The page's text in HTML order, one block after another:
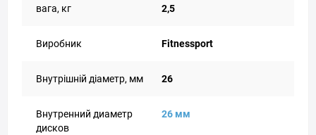
вага, кг 2,5
Виробник Fitnessport
Внутрішній діаметр, мм 26
Внутренний диаметр
дисков
26 мм